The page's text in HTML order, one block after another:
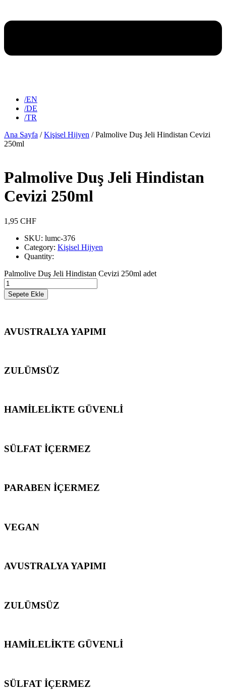
/EN
/DE
/TR
Ana Sayfa /Kişisel Hijyen / Palmolive Duş Jeli Hindistan Cevizi
250ml
Palmolive Duş Jeli Hindistan
Cevizi 250ml
1,95 CHF
SKU: lumc-376
Category: Kişisel Hijyen
Quantity:
Palmolive Duş Jeli Hindistan Cevizi 250ml adet
Sepete Ekle
AVUSTRALYA YAPIMI
ZULÜMSÜZ
HAMİLELİKTE GÜVENLİ
SÜLFAT İÇERMEZ
PARABEN İÇERMEZ
VEGAN
AVUSTRALYA YAPIMI
ZULÜMSÜZ
HAMİLELİKTE GÜVENLİ
SÜLFAT İÇERMEZ